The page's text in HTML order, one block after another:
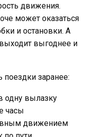
движения.
может оказаться
и остановки. А
выгоднее и
заранее:
одну вылазку
часы
движением